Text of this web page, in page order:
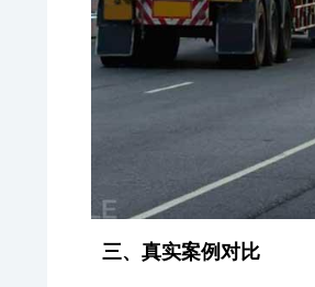
三、真实案例对比